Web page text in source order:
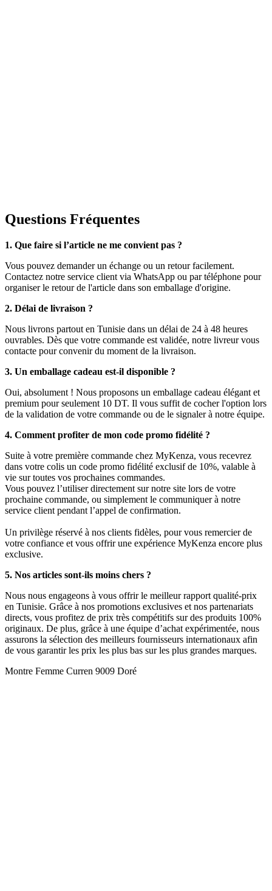
Questions Fréquentes
1. Que faire si l’article ne me convient pas ?
Vous pouvez demander un échange ou un retour facilement.
Contactez notre service client via WhatsApp ou par téléphone pour
organiser le retour de l'article dans son emballage d'origine.
2. Délai de livraison ?
Nous livrons partout en Tunisie dans un délai de 24 à 48 heures
ouvrables. Dès que votre commande est validée, notre livreur vous
contacte pour convenir du moment de la livraison.
3. Un emballage cadeau est-il disponible ?
Oui, absolument ! Nous proposons un emballage cadeau élégant et
premium pour seulement 10 DT. Il vous suffit de cocher l'option lors
de la validation de votre commande ou de le signaler à notre équipe.
4. Comment profiter de mon code promo fidélité ?
Suite à votre première commande chez MyKenza, vous recevrez
dans votre colis un code promo fidélité exclusif de 10%, valable à
vie sur toutes vos prochaines commandes.
Vous pouvez l’utiliser directement sur notre site lors de votre
prochaine commande, ou simplement le communiquer à notre
service client pendant l’appel de confirmation.
Un privilège réservé à nos clients fidèles, pour vous remercier de
votre confiance et vous offrir une expérience MyKenza encore plus
exclusive.
5. Nos articles sont-ils moins chers ?
Nous nous engageons à vous offrir le meilleur rapport qualité-prix
en Tunisie. Grâce à nos promotions exclusives et nos partenariats
directs, vous profitez de prix très compétitifs sur des produits 100%
originaux. De plus, grâce à une équipe d’achat expérimentée, nous
assurons la sélection des meilleurs fournisseurs internationaux afin
de vous garantir les prix les plus bas sur les plus grandes marques.
Montre Femme Curren 9009 Doré